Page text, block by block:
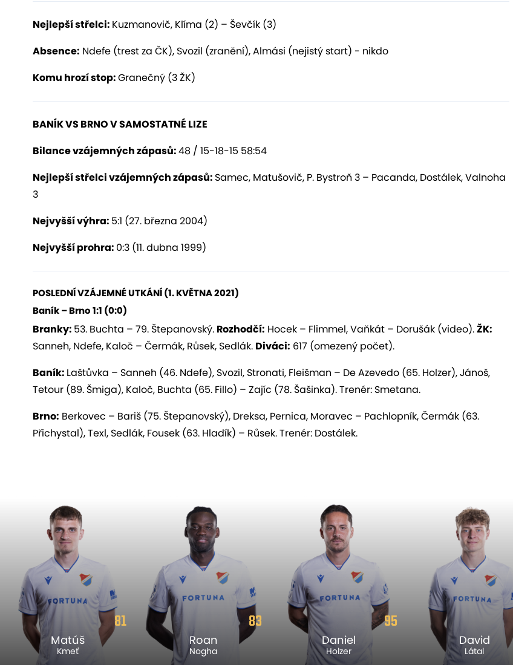
Nejlepší střelci: Kuzmanovič, Klíma (2) – Ševčík (3)
Absence: Ndefe (trest za ČK), Svozil (zranění), Almási (nejistý start) - nikdo
Komu hrozí stop:Granečný (3 ŽK)
BANÍK VS BRNO V SAMOSTATNÉ LIZE
Bilance vzájemných zápasů:48 / 15-18-15 58:54
Nejlepší střelci vzájemných zápasů: Samec, Matušovič, P. Bystroň 3 – Pacanda, Dostálek, Valnoha
3
Nejvyšší výhra: 5:1 (27. března 2004)
Nejvyšší prohra: 0:3 (11. dubna 1999)
POSLEDNÍ VZÁJEMNÉ UTKÁNÍ (1.KVĚTNA2021)
Baník –Brno1:1 (0:0)
Branky: 53. Buchta – 79. Štepanovský. Rozhodčí: Hocek – Flimmel, Vaňkát – Dorušák (video).ŽK:
Sanneh, Ndefe, Kaloč – Čermák, Růsek, Sedlák. Diváci: 617 (omezený počet).
Baník: Laštůvka – Sanneh (46. Ndefe), Svozil, Stronati, Fleišman – De Azevedo (65. Holzer), Jánoš,
Tetour (89. Šmiga), Kaloč, Buchta (65. Fillo) – Zajíc (78. Šašinka). Trenér: Smetana.
Brno: Berkovec – Bariš (75. Štepanovský), Dreksa, Pernica, Moravec – Pachlopník, Čermák (63.
Přichystal), Texl, Sedlák, Fousek (63. Hladík) – Růsek. Trenér: Dostálek.
81
Matúš
Kmeť
83
Roan
Nogha
95
Daniel
Holzer
David
Látal